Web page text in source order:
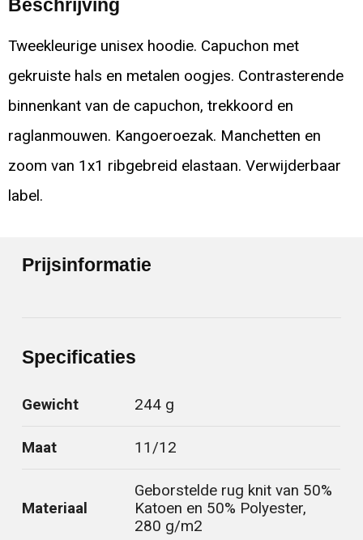
Beschrijving
Tweekleurige unisex hoodie. Capuchon met
gekruiste hals en metalen oogjes. Contrasterende
binnenkant van de capuchon, trekkoord en
raglanmouwen. Kangoeroezak. Manchetten en
zoom van 1x1 ribgebreid elastaan. Verwijderbaar
label.
Prijsinformatie
Specificaties
Gewicht 244 g
Maat 11/12
Materiaal
Geborstelde rug knit van 50%
Katoen en 50% Polyester,
280 g/m2